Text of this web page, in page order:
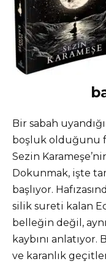
Bir sabah
boşluk olduğunu
Sezin
Dokunmak, işte
başlıyor.
silik sureti kalan
belleğin değil,
kaybını anlatıyor.
ve karanlık